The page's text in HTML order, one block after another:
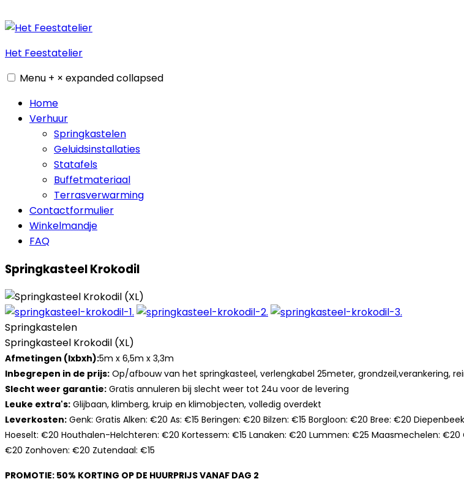
to
Het Feestatelier
Menu + × expandedcollapsed
Home
Verhuur
Springkastelen
Geluidsinstallaties
Statafels
Buffetmateriaal
Terrasverwarming
Contactformulier
Winkelmandje
FAQ
Springkasteel Krokodil
Springkastelen
Springkasteel Krokodil (XL)
Afmetingen (lxbxh):5m x 6,5m x 3,3m
Inbegrepen in de prijs: Op/afbouw van het springkasteel, verlengkabel 25meter, grondzeil,verankering,
Slecht weer garantie: Gratis annuleren bij slecht weer tot 24u voor de levering
Leuke extra's: Glijbaan, klimberg, kruip en klimobjecten, volledig overdekt
Leverkosten: Genk: Gratis Alken: €20 As: €15 Beringen: €20 Bilzen: €15 Borgloon: €20 Bree: €20
Hoeselt: €20 Houthalen-Helchteren: €20 Kortessem: €15 Lanaken: €20 Lummen: €25 Maasmechelen:
€20 Zonhoven: €20 Zutendaal: €15
PROMOTIE: 50% KORTING OP DE HUURPRIJS VANAF DAG 2